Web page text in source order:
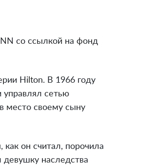
со ссылкой на фонд
Hilton. В 1966 году
управлял сетью
место своему сыну
он считал, порочила
наследства